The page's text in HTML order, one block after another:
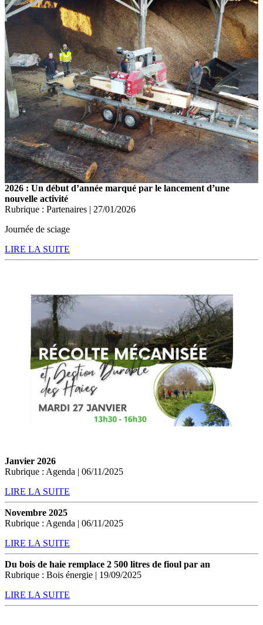
2026 : Un début d’année marqué par le lancement d’une
nouvelle activité
Rubrique : Partenaires | 27/01/2026
Journée de sciage
LIRE LA SUITE
Janvier 2026
Rubrique : Agenda | 06/11/2025
LIRE LA SUITE
Novembre 2025
Rubrique : Agenda | 06/11/2025
LIRE LA SUITE
Du bois de haie remplace 2 500 litres de fioul par an
Rubrique : Bois énergie | 19/09/2025
LIRE LA SUITE